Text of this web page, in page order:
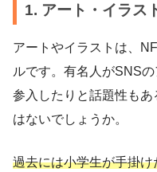
1. アート・イラス
アートやイラストは、
ルです。有名人がSNS
参入したりと話題性も
はないでしょうか。
過去には小学生が手掛